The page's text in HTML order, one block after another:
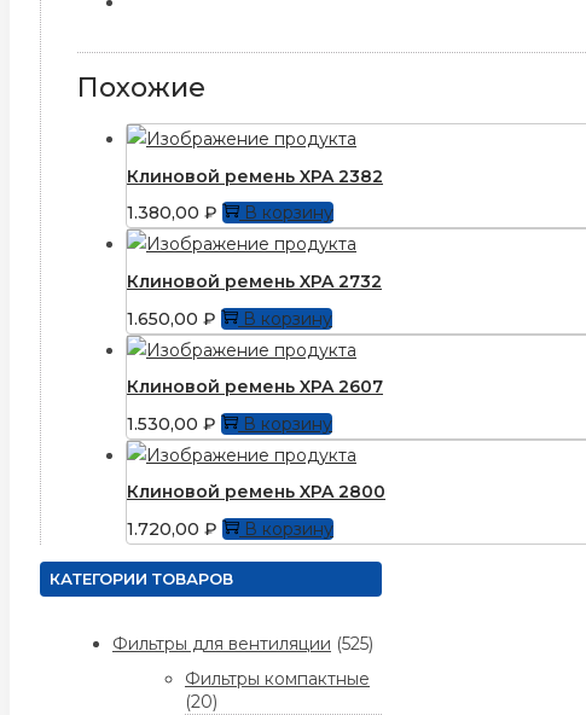
Похожие
Клиновой ремень XPA 2382
1.380,00 ₽ В корзину
Клиновой ремень XPA 2732
1.650,00 ₽ В корзину
Клиновой ремень XPA 2607
1.530,00 ₽ В корзину
Клиновой ремень XPA 2800
1.720,00 ₽ В корзину
КАТЕГОРИИ ТОВАРОВ
Фильтры для вентиляции (525)
Фильтры компактные
(20)